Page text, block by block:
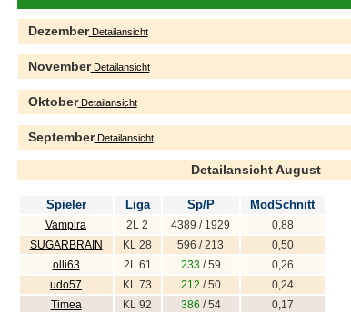
DezemberDetailansicht
NovemberDetailansicht
OktoberDetailansicht
SeptemberDetailansicht
Detailansicht August
Spieler Liga Sp/P ModSchnitt
Vampira 2L 2 4389 / 1929
0,88
SUGARBRAIN
KL 28 596 / 213
0,50
olli63
2L 61 233/ 59
0,26
udo57
KL 73 212 / 50
0,24
Timea
KL 92 386 / 54
0,17